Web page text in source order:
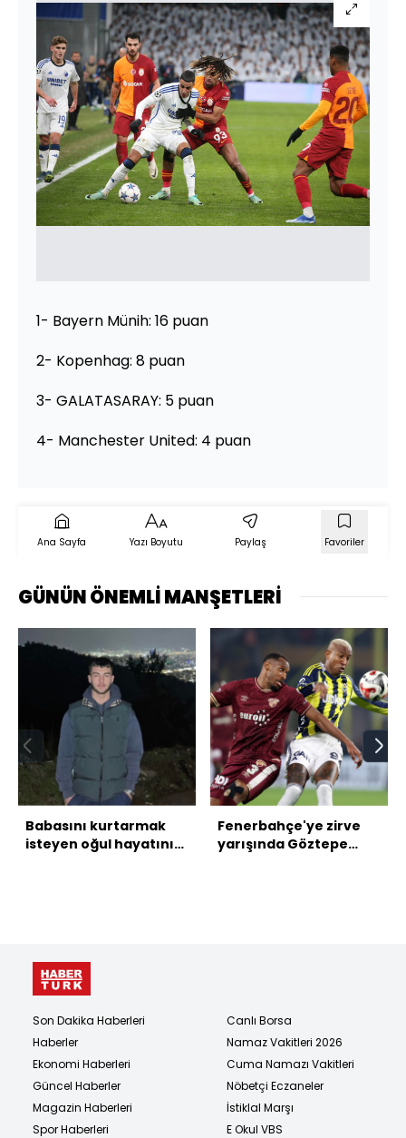
1- Bayern Münih: 16 puan
2- Kopenhag: 8 puan
3- GALATASARAY: 5 puan
4- Manchester United: 4 puan
Ana Sayfa Yazı Boyutu Paylaş Favoriler
GÜNÜN ÖNEMLİ MANŞETLERİ
Babasını kurtarmak
isteyen oğul hayatını
Fenerbahçe'ye zirve
yarışında Göztepe
Son Dakika Haberleri
Haberler
Ekonomi Haberleri
Güncel Haberler
Magazin Haberleri
Spor Haberleri
Canlı Borsa
Namaz Vakitleri 2026
Cuma Namazı Vakitleri
Nöbetçi Eczaneler
İstiklal Marşı
E Okul VBS